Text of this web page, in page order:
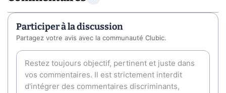
Participer à la discussion
Partagez votre avis avec la communauté Clubic.